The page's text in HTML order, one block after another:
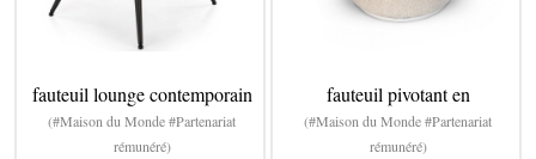
fauteuil lounge contemporain
(#Maison du Monde #Partenariat
rémunéré)
fauteuil pivotant en
(#Maison du Monde #Partenariat
rémunéré)